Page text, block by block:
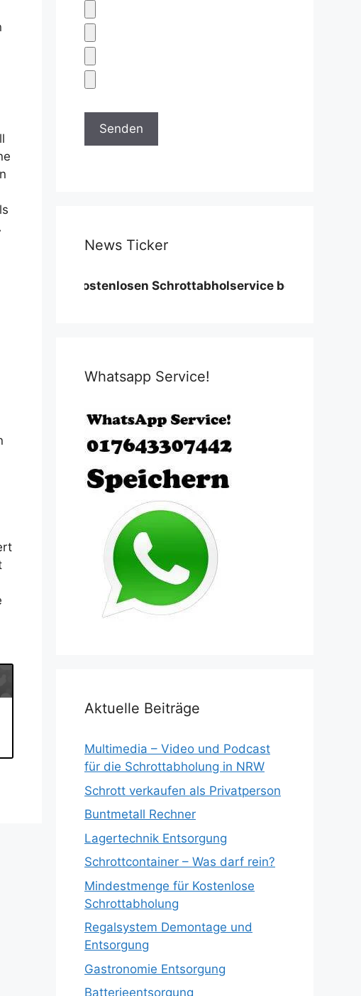
News Ticker
Kostenlosen Schrottabholservice benötigen wir
Whatsapp Service!
Aktuelle Beiträge
Multimedia – Video und Podcast
für die Schrottabholung in NRW
Schrott verkaufen als Privatperson
Buntmetall Rechner
Lagertechnik Entsorgung
Schrottcontainer – Was darf rein?
Mindestmenge für Kostenlose
Schrottabholung
Regalsystem Demontage und
Entsorgung
Gastronomie Entsorgung
Batterieentsorgung